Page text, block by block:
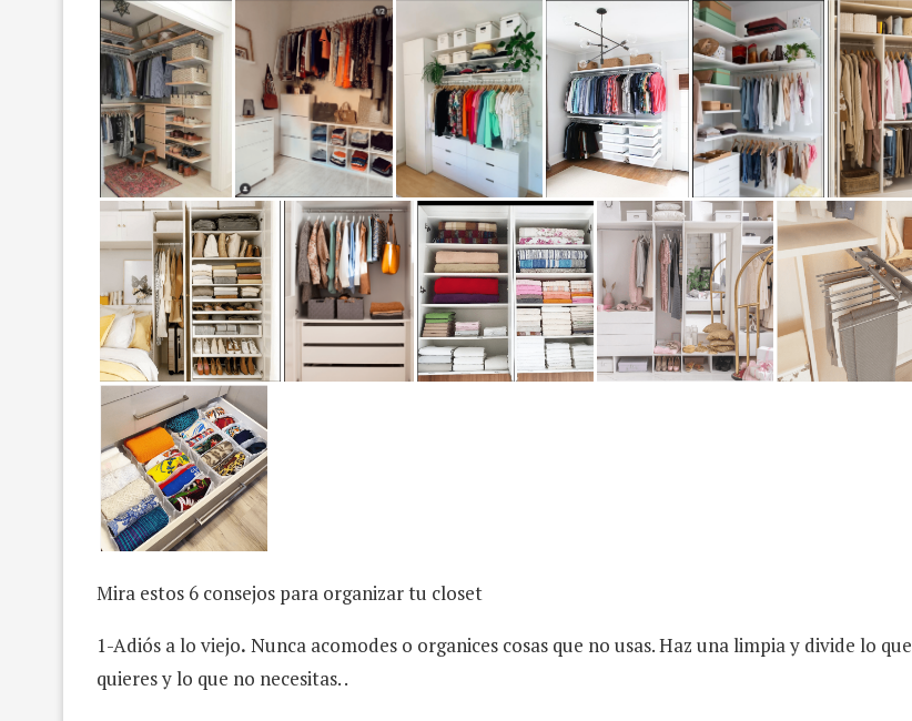
Mira estos 6 consejos para organizar tu closet
1-Adiós a lo viejo. Nunca acomodes o organices cosas que no usas. Haz una limpia y divide lo que
quieres y lo que no necesitas. .